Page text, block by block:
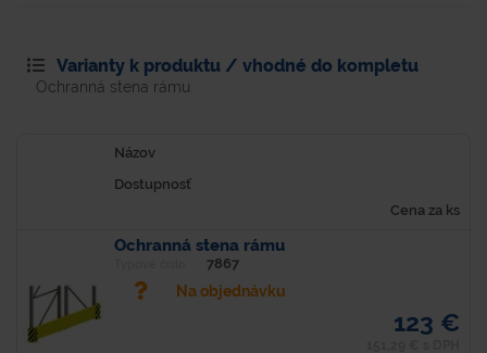
Varianty k produktu / vhodné do kompletu
Ochranná stena rámu
Názov
Dostupnosť
Cena za ks
Ochranná stena rámu
7867
Na objednávku
123 €